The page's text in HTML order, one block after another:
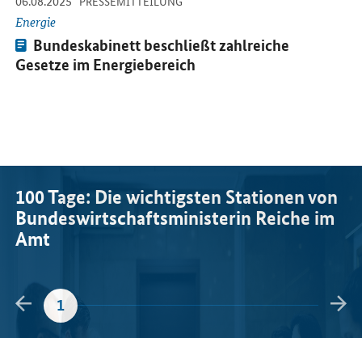
Energie
Pressemitteilung:
Bundeskabinett beschließt zahlreiche
Gesetze im Energiebereich
100 Tage: Die wichtigsten Stationen von
Bundeswirtschaftsministerin Reiche im
Amt
Zurück blättern
1 2